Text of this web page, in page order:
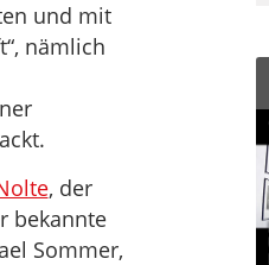
und mit
nämlich
, der
bekannte
Sommer,